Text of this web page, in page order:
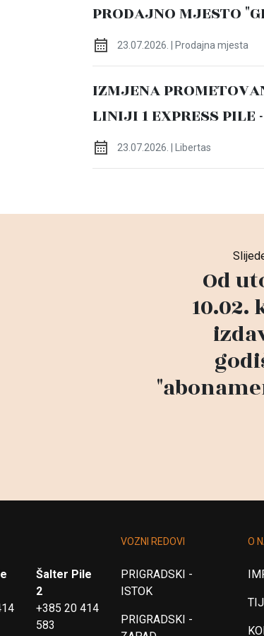
PRODAJNO MJESTO
23.07.2026. | Prodajna mjesta
IZMJENA
LINIJI 1 EXPRESS PILE
23.07.2026. | Libertas
Od
10.02.
Šalter Pile
2
+385 20 414
583
VOZNI REDOVI
PRIGRADSKI -
ISTOK
PRIGRADSKI -
O